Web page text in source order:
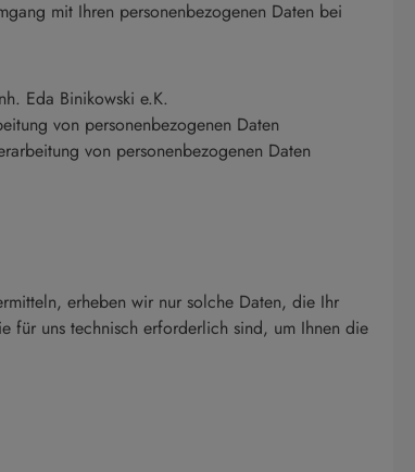
mit Ihren personenbezogenen Daten bei
Eda Binikowski e.K.
von personenbezogenen Daten
von personenbezogenen Daten
erheben wir nur solche Daten, die Ihr
für uns technisch erforderlich sind, um Ihnen die